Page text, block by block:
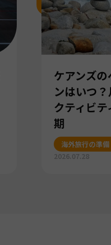
ケアンズ
ンはいつ
クティビ
期
海外旅行の準